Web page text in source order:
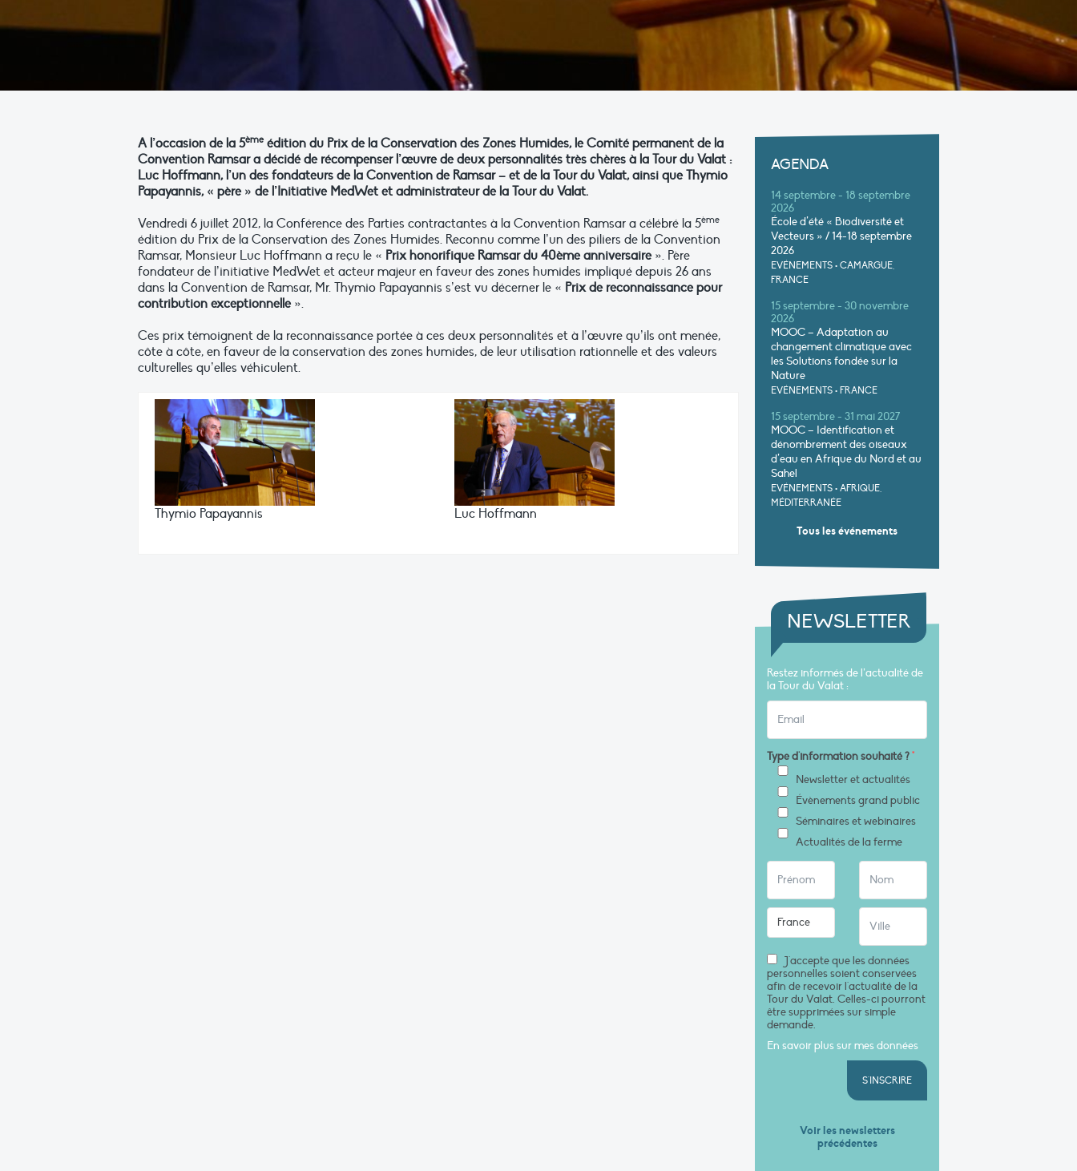
A l’occasion de la 5ème édition du Prix de la Conservation des Zones Humides, le Comité permanent de la
Convention Ramsar a décidé de récompenser l’œuvre de deux personnalités très chères à la Tour du Valat :
Luc Hoffmann, l’un des fondateurs de la Convention de Ramsar – et de la Tour du Valat, ainsi que Thymio
Papayannis, « père » de l’Initiative MedWet et administrateur de la Tour du Valat.
Vendredi 6 juillet 2012, la Conférence des Parties contractantes à la Convention Ramsar a célébré la 5ème
édition du Prix de la Conservation des Zones Humides. Reconnu comme l’un des piliers de la Convention
Ramsar, Monsieur Luc Hoffmann a reçu le « Prix honorifique Ramsar du 40ème anniversaire». Père
fondateur de l’initiative MedWet et acteur majeur en faveur des zones humides impliqué depuis 26 ans
dans la Convention de Ramsar, Mr. Thymio Papayannis s’est vu décerner le « Prix de reconnaissance pour
contribution exceptionnelle».
Ces prix témoignent de la reconnaissance portée à ces deux personnalités et à l’œuvre qu’ils ont menée,
côte à côte, en faveur de la conservation des zones humides, de leur utilisation rationnelle et des valeurs
culturelles qu’elles véhiculent.
Thymio Papayannis Luc Hoffmann
AGENDA
14 septembre - 18 septembre
2026
École d’été « Biodiversité et
Vecteurs » / 14-18 septembre
2026
EVÉNEMENTS • CAMARGUE,
FRANCE
15 septembre - 30 novembre
2026
MOOC – Adaptation au
changement climatique avec
les Solutions fondée sur la
Nature
EVÉNEMENTS • FRANCE
15 septembre - 31 mai 2027
MOOC – Identification et
dénombrement des oiseaux
d’eau en Afrique du Nord et au
Sahel
EVÉNEMENTS • AFRIQUE,
MÉDITERRANÉE
Tous les événements
NEWSLETTER
Restez informés de l’actualité de
la Tour du Valat :
Type d'information souhaité ?*
Newsletter et actualités
Évènements grand public
Séminaires et webinaires
Actualités de la ferme
J'accepte que les données
personnelles soient conservées
afin de recevoir l'actualité de la
Tour du Valat. Celles-ci pourront
être supprimées sur simple
demande.
En savoir plus sur mes données
S'INSCRIRE
Voir les newsletters
précédentes